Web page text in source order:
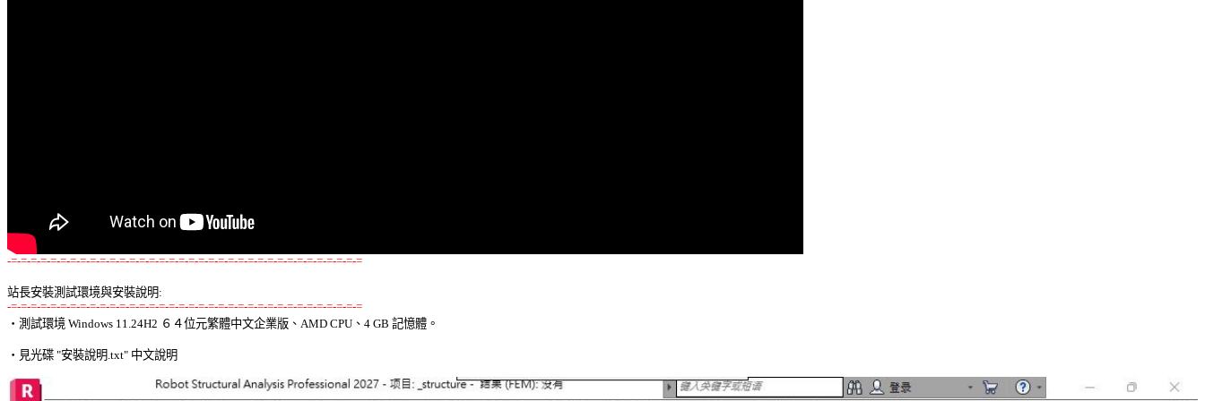
-=-=-=-=-=-=-=-=-=-=-=-=-=-=-=-=-=-=-=-=-=-=-=-=-=-=-=-=-=-=-=-=-=-=-=-=
站長安裝測試環境與安裝說明:
-=-=-=-=-=-=-=-=-=-=-=-=-=-=-=-=-=-=-=-=-=-=-=-=-=-=-=-=-=-=-=-=-=-=-=-=
‧測試環境 Windows 11.24H2 ６４位元繁體中文企業版、AMD CPU、4 GB 記憶體。
‧見光碟 "安裝說明.txt" 中文說明